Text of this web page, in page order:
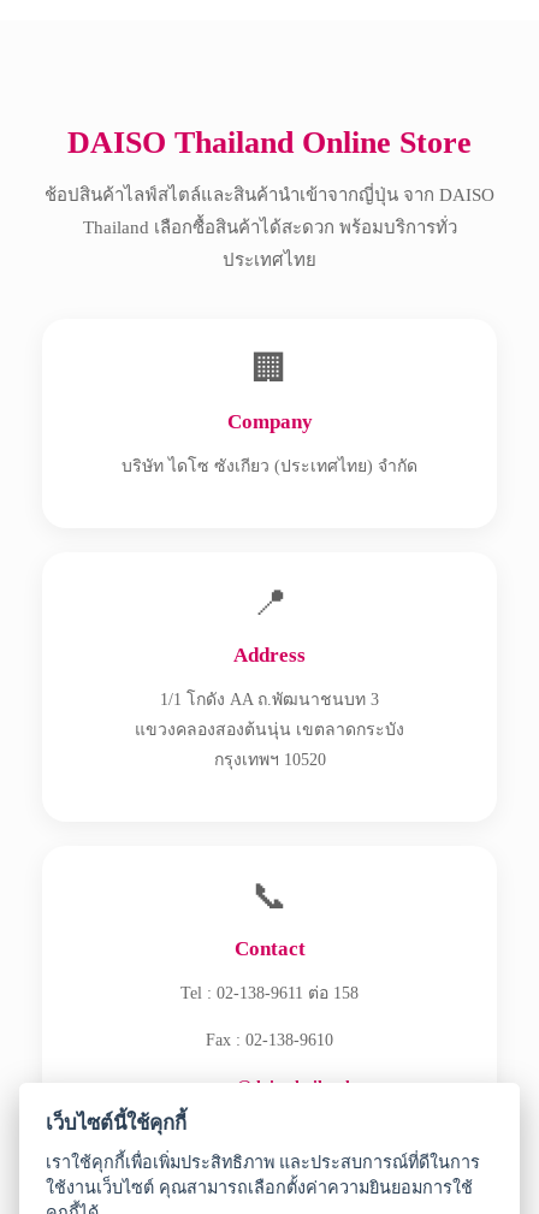
DAISO Thailand Online Store
ช้อปสินค้าไลฟ์สไตล์และสินค้านำเข้าจากญี่ปุ่น จาก DAISO
Thailand เลือกซื้อสินค้าได้สะดวก พร้อมบริการทั่ว
ประเทศไทย
🏢
Company
บริษัท ไดโซ ซังเกียว (ประเทศไทย) จำกัด
📍
Address
1/1 โกดัง AA ถ.พัฒนาชนบท 3
แขวงคลองสองต้นนุ่น เขตลาดกระบัง
กรุงเทพฯ 10520
📞
Contact
Tel : 02-138-9611 ต่อ 158
Fax : 02-138-9610
ecommerce@daisothailand.com
เว็บไซต์นี้ใช้คุกกี้
เราใช้คุกกี้เพื่อเพิ่มประสิทธิภาพ และประสบการณ์ที่ดีในการ
ใช้งานเว็บไซต์ คุณสามารถเลือกตั้งค่าความยินยอมการใช้